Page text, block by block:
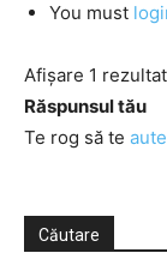
You must
Afișare 1 rezultat
Răspunsul tău
Te rog să te
Căutare